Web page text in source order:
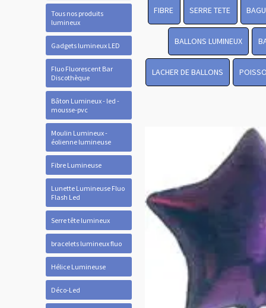
Tous nos produits
lumineux
Gadgets lumineux LED
Fluo Fluorescent Bar
Discothèque
Bâton Lumineux - led -
mousse-pvc
Moulin Lumineux -
éolienne lumineuse
Fibre Lumineuse
Lunette Lumineuse Fluo
Flash Led
Serre tête lumineux
bracelets lumineux fluo
Hélice Lumineuse
Déco-Led
FIBRE SERRE TETE
BALLONS LUMINEUX
LACHER DE BALLONS